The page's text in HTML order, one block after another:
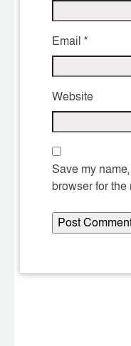
Email *
Website
Save my
browser for the